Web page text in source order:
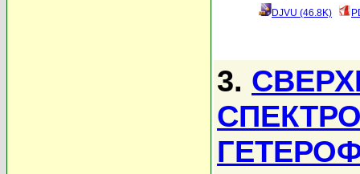
DJVU (46.8K)
3.